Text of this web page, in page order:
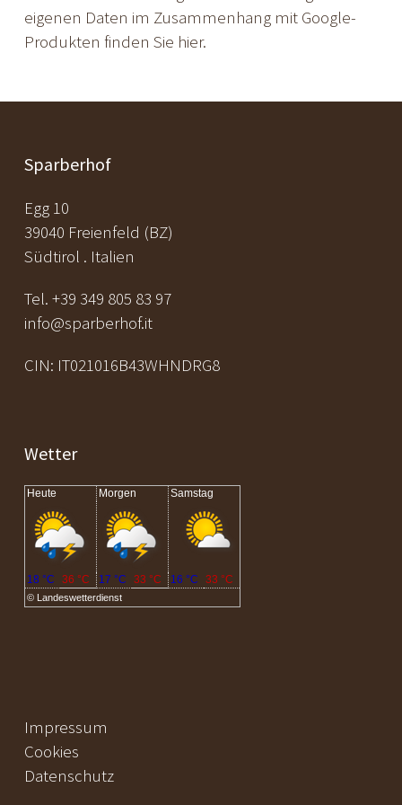
eigenen Daten im Zusammenhang mit Google-
Produkten finden Sie hier.
Sparberhof
Egg 10
39040 Freienfeld (BZ)
Südtirol . Italien
Tel. +39 349 805 83 97
info@sparberhof.it
CIN: IT021016B43WHNDRG8
Wetter
Heute Morgen Samstag
© Landeswetterdienst
18 °C 36 °C 17 °C 33 °C 16 °C 33 °C
Impressum
Cookies
Datenschutz